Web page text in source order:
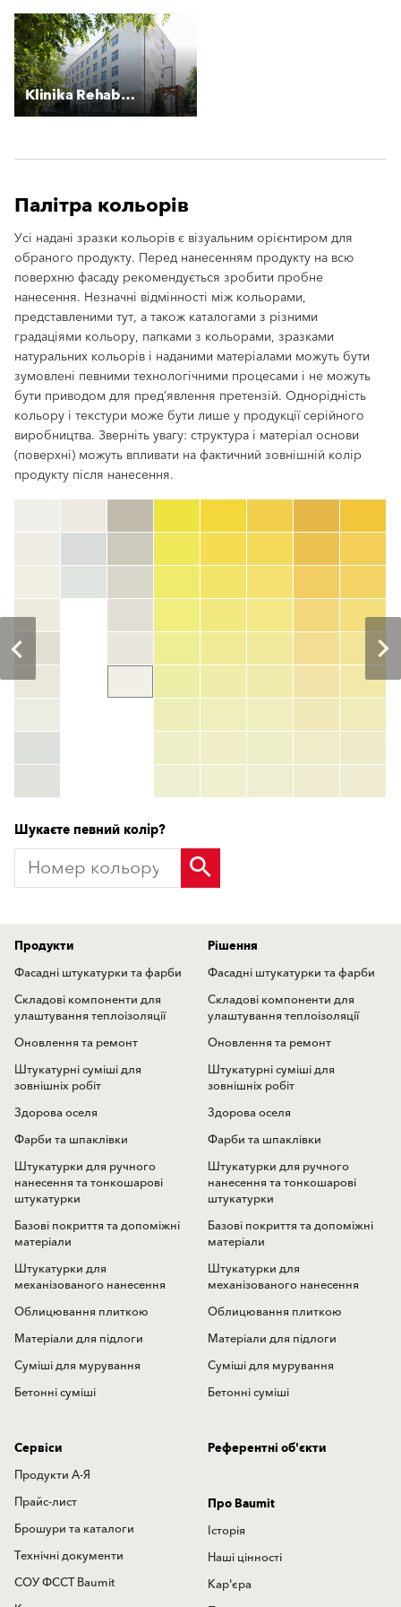
Klinika Rehabilitacyjna
Палітра кольорів
Усі надані зразки кольорів є візуальним орієнтиром для
обраного продукту. Перед нанесенням продукту на всю
поверхню фасаду рекомендується зробити пробне
нанесення. Незначні відмінності між кольорами,
представленими тут, а також каталогами з різними
градаціями кольору, папками з кольорами, зразками
натуральних кольорів і наданими матеріалами можуть бути
зумовлені певними технологічними процесами і не можуть
бути приводом для пред’явлення претензій. Однорідність
кольору і текстури може бути лише у продукції серійного
виробництва. Зверніть увагу: структура і матеріал основи
(поверхні) можуть впливати на фактичний зовнішній колір
продукту після нанесення.
Номер кольору
color_name
HEX:hex_code
TSR:tsr_code
Детальніше
Шукаєте певний колір?
Продукти
Фасадні штукатурки та фарби
Складові компоненти для
улаштування теплоізоляції
Оновлення та ремонт
Штукатурні суміші для
зовнішніх робіт
Здорова оселя
Фарби та шпаклівки
Штукатурки для ручного
нанесення та тонкошарові
штукатурки
Базові покриття та допоміжні
матеріали
Штукатурки для
механізованого нанесення
Облицювання плиткою
Матеріали для підлоги
Суміші для мурування
Бетонні суміші
Рішення
Фасадні штукатурки та фарби
Складові компоненти для
улаштування теплоізоляції
Оновлення та ремонт
Штукатурні суміші для
зовнішніх робіт
Здорова оселя
Фарби та шпаклівки
Штукатурки для ручного
нанесення та тонкошарові
штукатурки
Базові покриття та допоміжні
матеріали
Штукатурки для
механізованого нанесення
Облицювання плиткою
Матеріали для підлоги
Суміші для мурування
Бетонні суміші
Сервіси
Продукти А-Я
Прайс-лист
Брошури та каталоги
Технічні документи
СОУ ФССТ Baumit
Референтні об'єкти
Про Baumit
Історія
Наші цінності
Кар'єра